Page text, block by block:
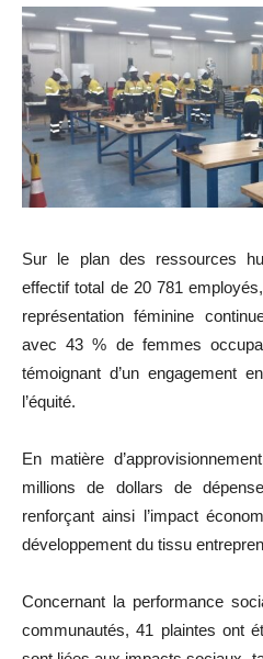
Sur le plan des ressources
effectif total de 20 781
représentation féminine
avec 43 % de femmes
témoignant d’un engagement
l’équité.
En matière
millions de dollars de
renforçant ainsi l’impact
développement du tissu
Concernant la performance
communautés, 41 plaintes ont